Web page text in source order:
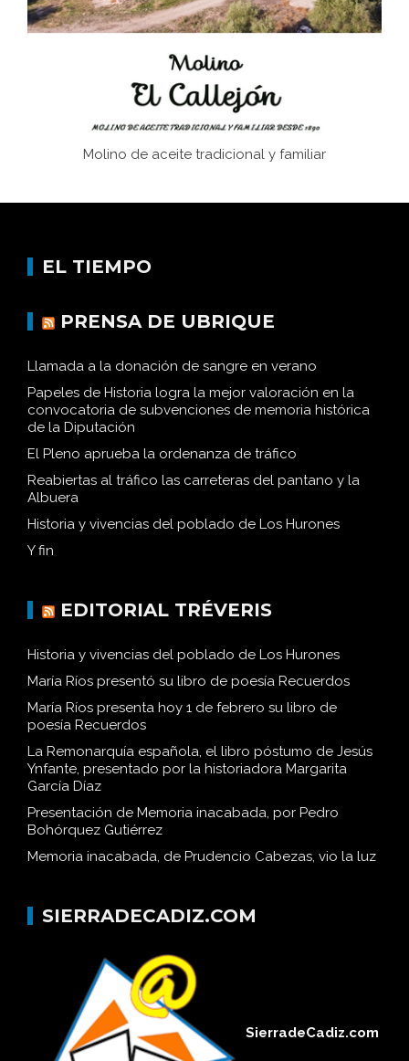
Historia y vivencias del poblado de Los Hurones
Molino de aceite tradicional y familiar
EL TIEMPO
PRENSA DE UBRIQUE
Llamada a la donación de sangre en verano
Papeles de Historia logra la mejor valoración en la
convocatoria de subvenciones de memoria histórica
de la Diputación
El Pleno aprueba la ordenanza de tráfico
Reabiertas al tráfico las carreteras del pantano y la
Albuera
Historia y vivencias del poblado de Los Hurones
Y fin
EDITORIAL TRÉVERIS
Historia y vivencias del poblado de Los Hurones
María Ríos presentó su libro de poesía Recuerdos
María Ríos presenta hoy 1 de febrero su libro de
poesía Recuerdos
La Remonarquía española, el libro póstumo de Jesús
Ynfante, presentado por la historiadora Margarita
García Díaz
Presentación de Memoria inacabada, por Pedro
Bohórquez Gutiérrez
Memoria inacabada, de Prudencio Cabezas, vio la luz
SIERRADECADIZ.COM
SierradeCadiz.com